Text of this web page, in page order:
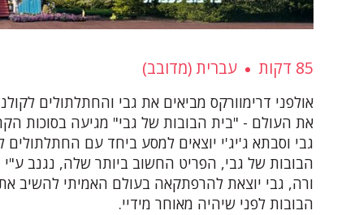
85 דקות עברית (מדובב)
אולפני דרימוורקס מביאים את גבי והחתלתולים
את העולם - "בית הבובות של גבי" מגיעה בסוכות
גבי וסבתא ג'יג'י יוצאים למסע ביחד עם החתלתולים
הבובות של גבי, הפריט החשוב ביותר שלה, נגנב
ורה, גבי יוצאת להרפתקאה בעולם האמיתי להשיב
הבובות לפני שיהיה מאוחר מידיי.